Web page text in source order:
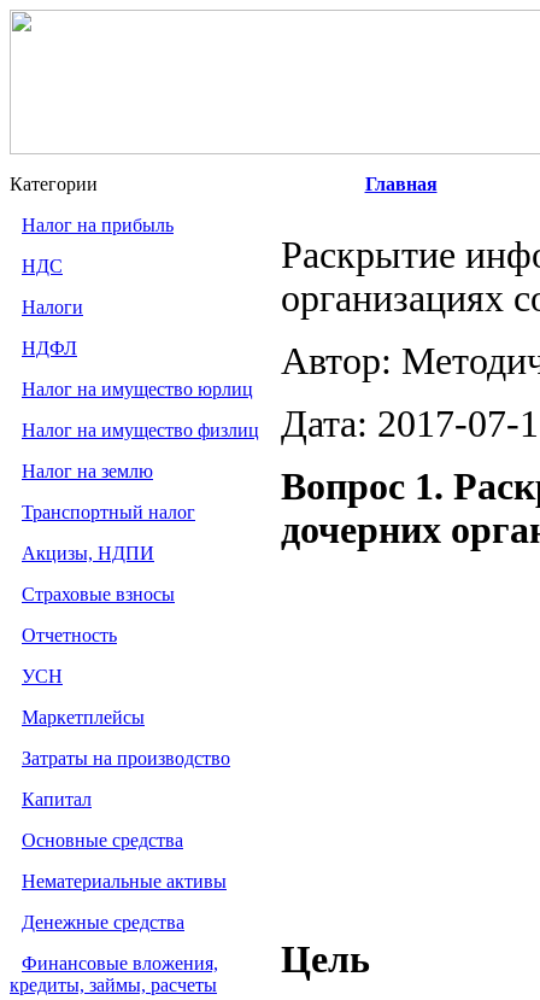
Категории
Налог на прибыль
НДС
Налоги
НДФЛ
Налог на имущество юрлиц
Налог на имущество физлиц
Налог на землю
Транспортный налог
Акцизы, НДПИ
Страховые взносы
Отчетность
УСН
Маркетплейсы
Затраты на производство
Капитал
Основные средства
Нематериальные активы
Денежные средства
Финансовые вложения,
кредиты, займы, расчеты
Главная
Раскрытие
организациях
Автор:
Дата: 2017-07-
Вопрос 1.
дочерних
Цель